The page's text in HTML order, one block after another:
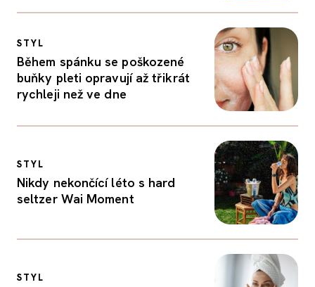
STYL
Během spánku se poškozené
buňky pleti opravují až třikrát
rychleji než ve dne
STYL
Nikdy nekončící léto s hard
seltzer Wai Moment
STYL